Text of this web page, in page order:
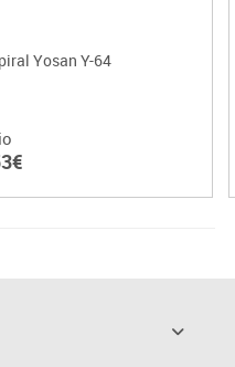
Yosan Y-64